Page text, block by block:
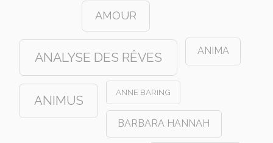
AMOUR
ANALYSE DES RÊVES ANIMA
ANIMUS
ANNE BARING
BARBARA HANNAH